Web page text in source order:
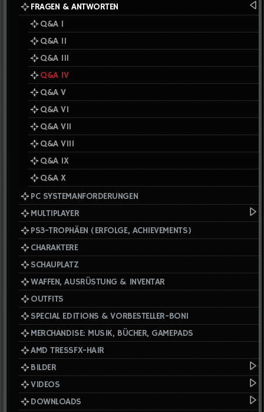
FRAGEN & ANTWORTEN
Q&A I
Q&A II
Q&A III
Q&A IV
Q&A V
Q&A VI
Q&A VII
Q&A VIII
Q&A IX
Q&A X
PC SYSTEMANFORDERUNGEN
MULTIPLAYER
PS3-TROPHÄEN (ERFOLGE, ACHIEVEMENTS)
CHARAKTERE
SCHAUPLATZ
WAFFEN, AUSRÜSTUNG & INVENTAR
OUTFITS
SPECIAL EDITIONS & VORBESTELLER-BONI
MERCHANDISE: MUSIK, BÜCHER, GAMEPADS
AMD TRESSFX-HAIR
BILDER
VIDEOS
DOWNLOADS